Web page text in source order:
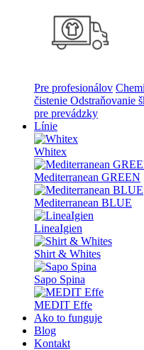
Pre profesionálov
čistenie Odstraňovanie
pre prevádzky
Línie
Whitex
Mediterranean GREEN
Mediterranean BLUE
LineaIgien
Shirt & Whites
Sapo Spina
MEDIT Effe
Ako to funguje
Blog
Kontakt